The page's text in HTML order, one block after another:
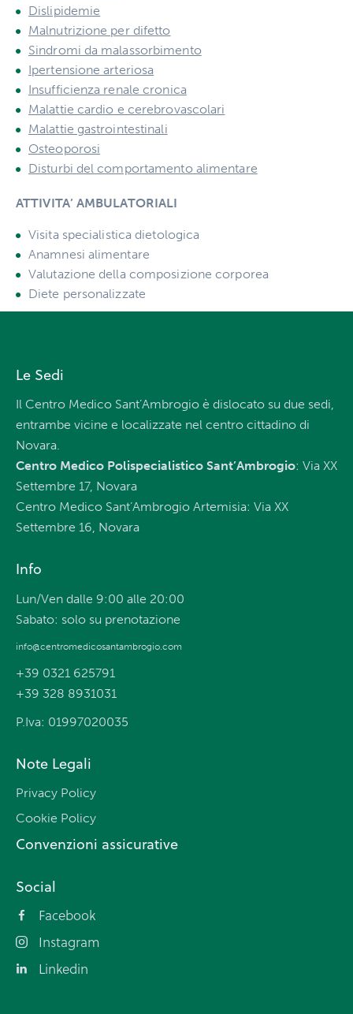
Dislipidemie
Malnutrizione per difetto
Sindromi da malassorbimento
Ipertensione arteriosa
Insufficienza renale cronica
Malattie cardio e cerebrovascolari
Malattie gastrointestinali
Osteoporosi
Disturbi del comportamento alimentare
ATTIVITA’ AMBULATORIALI
Visita specialistica dietologica
Anamnesi alimentare
Valutazione della composizione corporea
Diete personalizzate
Le Sedi
Il Centro Medico Sant’Ambrogio è dislocato su due sedi,
entrambe vicine e localizzate nel centro cittadino di
Novara.
Centro Medico Polispecialistico Sant’Ambrogio: Via XX
Settembre 17, Novara
Centro Medico Sant’Ambrogio Artemisia: Via XX
Settembre 16, Novara
Info
Lun/Ven dalle 9:00 alle 20:00
Sabato: solo su prenotazione
info@centromedicosantambrogio.com
+39 0321 625791
+39 328 8931031
P.Iva: 01997020035
Note Legali
Privacy Policy
Cookie Policy
Convenzioni assicurative
Social
Facebook
Instagram
Linkedin